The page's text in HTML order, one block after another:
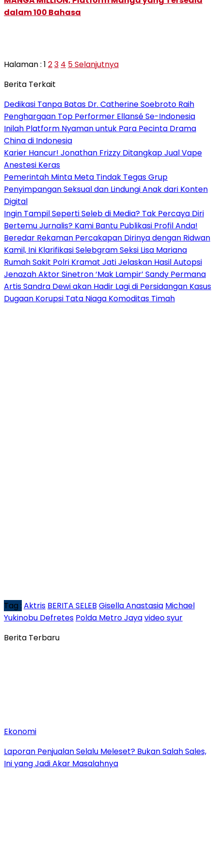
dalam 100 Bahasa
Halaman : 1 23 4 5Selanjutnya
Berita Terkait
Dedikasi Tanpa Batas Dr. Catherine Soebroto Raih
Penghargaan Top Performer Ellansé Se-Indonesia
Inilah Platform Nyaman untuk Para Pecinta Drama
China di Indonesia
Karier Hancur! Jonathan Frizzy Ditangkap Jual Vape
Anestesi Keras
Pemerintah Minta Meta Tindak Tegas Grup
Penyimpangan Seksual dan Lindungi Anak dari Konten
Digital
Ingin Tampil Seperti Seleb di Media? Tak Percaya Diri
Bertemu Jurnalis? Kami Bantu Publikasi Profil Anda!
Beredar Rekaman Percakapan Dirinya dengan Ridwan
Kamil, Ini Klarifikasi Selebgram Seksi Lisa Mariana
Rumah Sakit Polri Kramat Jati Jelaskan Hasil Autopsi
Jenazah Aktor Sinetron ‘Mak Lampir’ Sandy Permana
Artis Sandra Dewi akan Hadir Lagi di Persidangan Kasus
Dugaan Korupsi Tata Niaga Komoditas Timah
Tag : Aktris BERITA SELEB Gisella Anastasia Michael
Yukinobu Defretes Polda Metro Jayavideo syur
Berita Terbaru
Ekonomi
Laporan Penjualan Selalu Meleset? Bukan Salah Sales,
Ini yang Jadi Akar Masalahnya